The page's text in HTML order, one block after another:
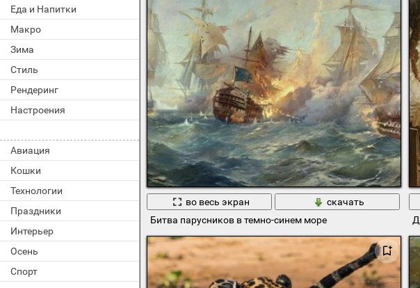
Еда и Напитки
Макро
Зима
Стиль
Рендеринг
Настроения
Авиация
Кошки
Технологии
Праздники
Интерьер
Осень
Спорт
во весь экран
скачать
Битва парусников в темно-синем море